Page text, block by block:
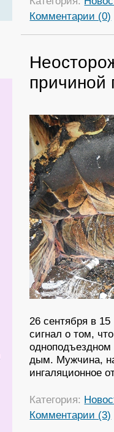
Комментарии (0)
причиной
26 сентября в
сигнал о том,
дым. Мужчина,
ингаляционное
Категория:
Комментарии (3)